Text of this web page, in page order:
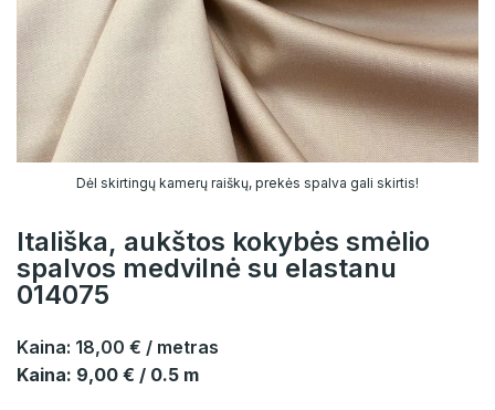
Dėl skirtingų kamerų raiškų, prekės spalva gali skirtis!
Itališka, aukštos kokybės smėlio
spalvos medvilnė su elastanu
014075
Kaina: 18,00 € / metras
Kaina: 9,00 € / 0.5 m